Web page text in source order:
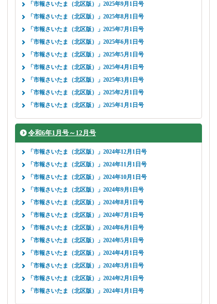
「市報さいたま（北区版）」2025年9月1日号
「市報さいたま（北区版）」2025年8月1日号
「市報さいたま（北区版）」2025年7月1日号
「市報さいたま（北区版）」2025年6月1日号
「市報さいたま（北区版）」2025年5月1日号
「市報さいたま（北区版）」2025年4月1日号
「市報さいたま（北区版）」2025年3月1日号
「市報さいたま（北区版）」2025年2月1日号
「市報さいたま（北区版）」2025年1月1日号
令和6年1月号～12月号
「市報さいたま（北区版）」2024年12月1日号
「市報さいたま（北区版）」2024年11月1日号
「市報さいたま（北区版）」2024年10月1日号
「市報さいたま（北区版）」2024年9月1日号
「市報さいたま（北区版）」2024年8月1日号
「市報さいたま（北区版）」2024年7月1日号
「市報さいたま（北区版）」2024年6月1日号
「市報さいたま（北区版）」2024年5月1日号
「市報さいたま（北区版）」2024年4月1日号
「市報さいたま（北区版）」2024年3月1日号
「市報さいたま（北区版）」2024年2月1日号
「市報さいたま（北区版）」2024年1月1日号